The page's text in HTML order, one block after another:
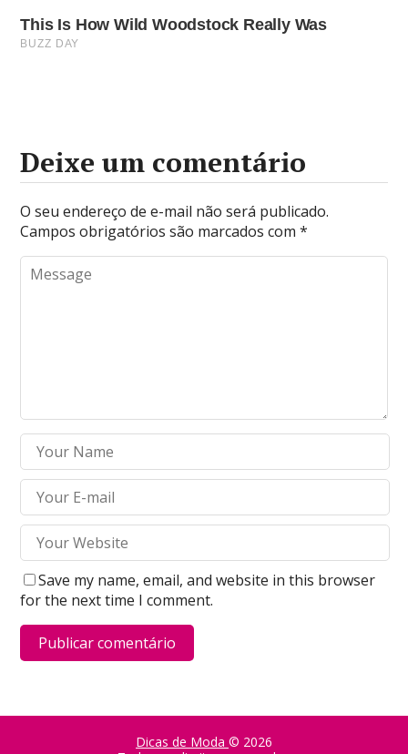
Deixe um comentário
O seu endereço de e-mail não será publicado.
Campos obrigatórios são marcados com*
Save my name, email, and website in this browser
for the next time I comment.
Dicas de Moda © 2026